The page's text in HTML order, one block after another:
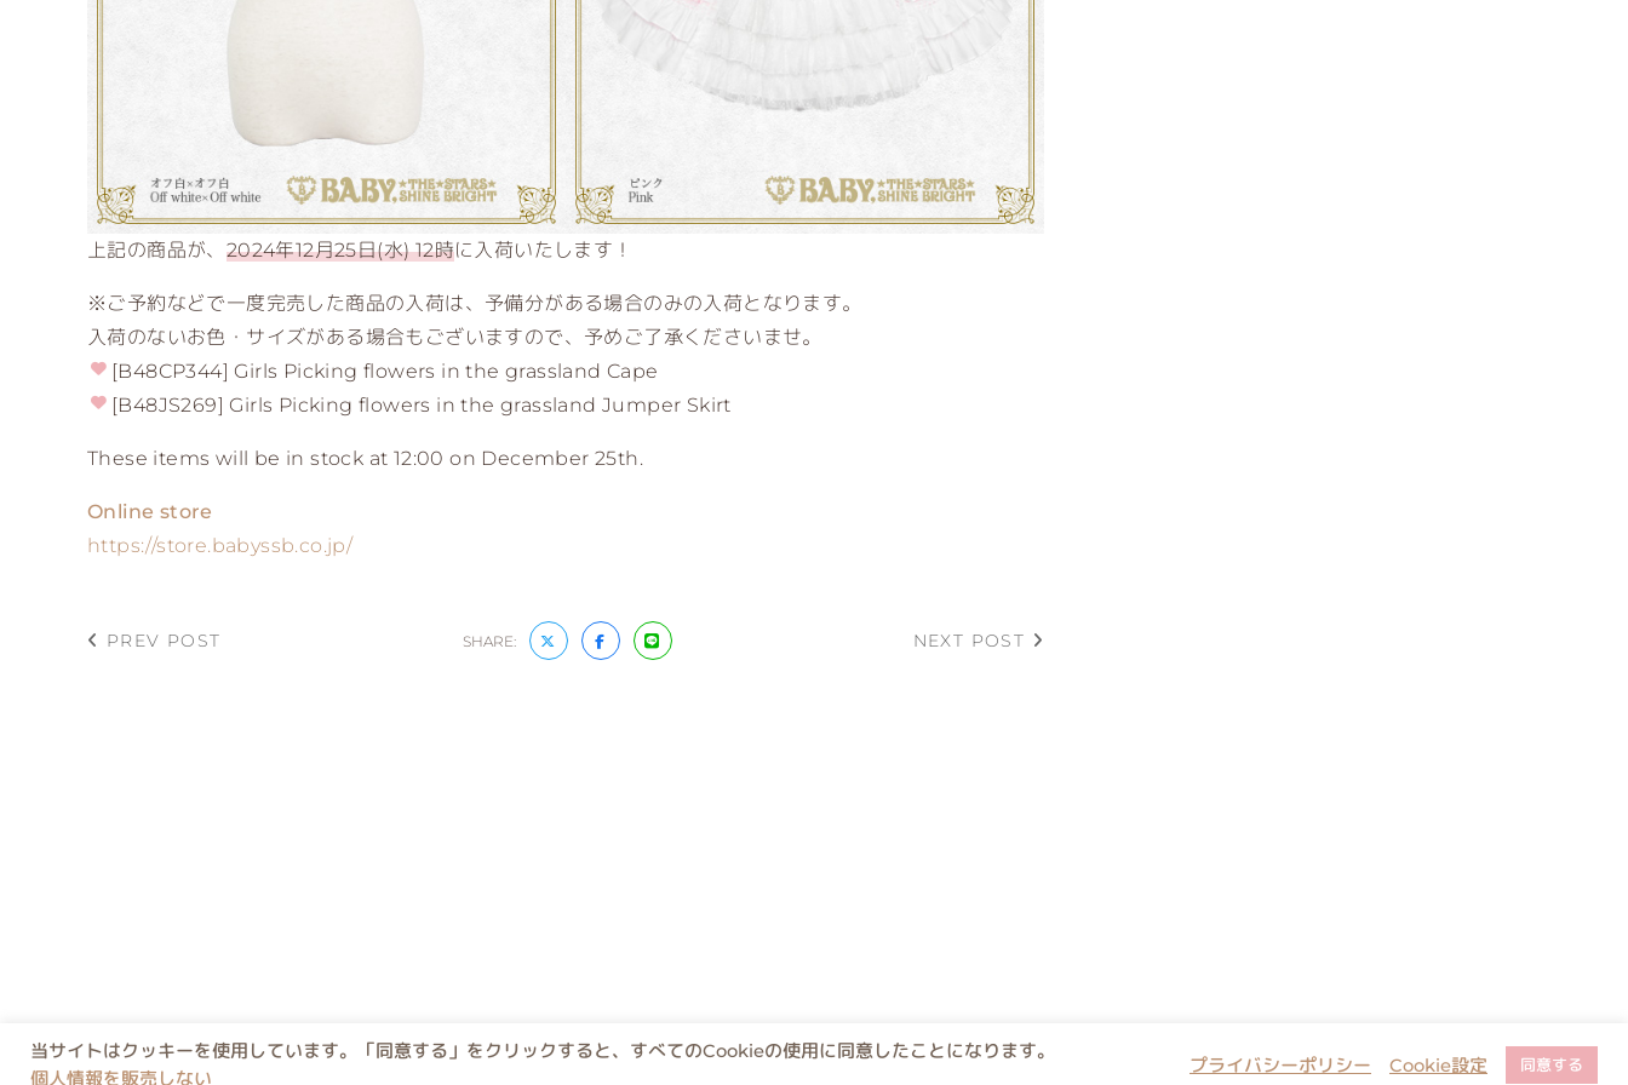
上記の商品が、 2024年12月25日(水) 12時に入荷いたします！
※ご予約などで一度完売した商品の入荷は、予備分がある場合のみの入荷となります。
入荷のないお色・サイズがある場合もございますので、予めご了承くださいませ。
[B48CP344] Girls Picking flowers in the grassland Cape
[B48JS269] Girls Picking flowers in the grassland Jumper Skirt
These items will be in stock at 12:00 on December 25th.
Online store
https://store.babyssb.co.jp/
PREV POST SHARE: NEXT POST
当サイトはクッキーを使用しています。「同意する」をクリックすると、すべてのCookieの使用に同意したことになります。
個人情報を販売しない
プライバシーポリシー Cookie設定 同意する